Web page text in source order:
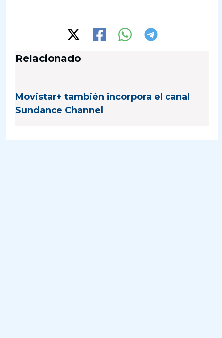
Relacionado
Movistar+ también incorpora el canal
Sundance Channel